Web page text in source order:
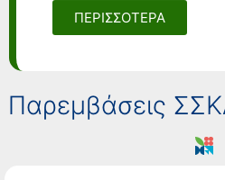
ΠΕΡΙΣΣΟΤΕΡΑ
Παρεμβάσεις